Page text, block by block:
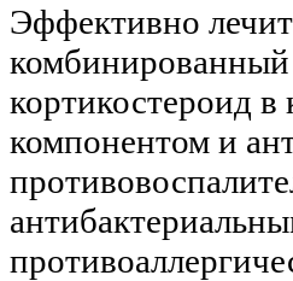
Эффективно
комбинированный
кортикостероид
компонентом и